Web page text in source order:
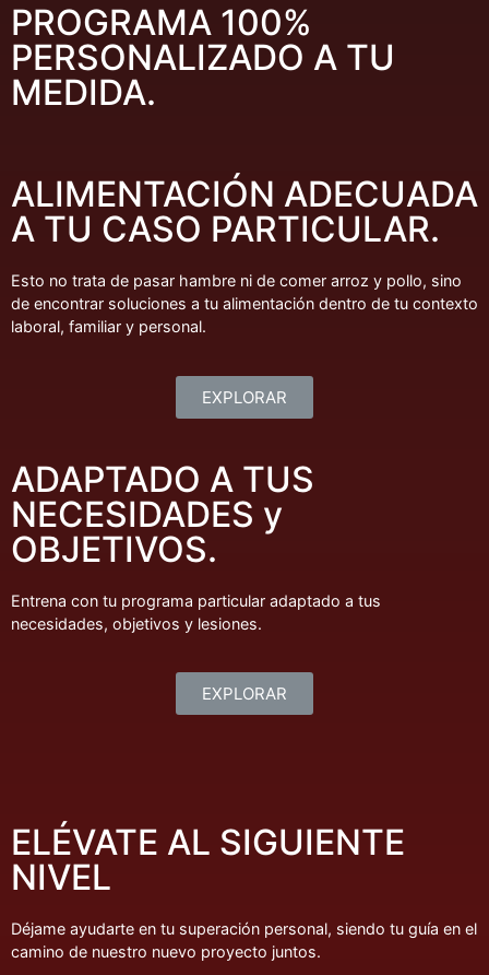
PROGRAMA 100%
PERSONALIZADO A TU
MEDIDA.
ALIMENTACIÓN ADECUADA
A TU CASO PARTICULAR.
Esto no trata de pasar hambre ni de comer arroz y pollo, sino
de encontrar soluciones a tu alimentación dentro de tu contexto
laboral, familiar y personal.
EXPLORAR
ADAPTADO A TUS
NECESIDADES y
OBJETIVOS.
Entrena con tu programa particular adaptado a tus
necesidades, objetivos y lesiones.
EXPLORAR
ELÉVATE AL SIGUIENTE
NIVEL
Déjame ayudarte en tu superación personal, siendo tu guía en el
camino de nuestro nuevo proyecto juntos.